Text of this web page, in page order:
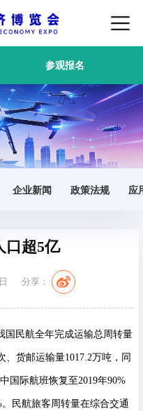
参观报名
企业新闻 政策法规 应
口超5亿
分享：
国民航全年完成运输总周转量
、货邮运输量1017.2万吨，同
国际航班恢复至2019年90%
民航旅客周转量在综合交通